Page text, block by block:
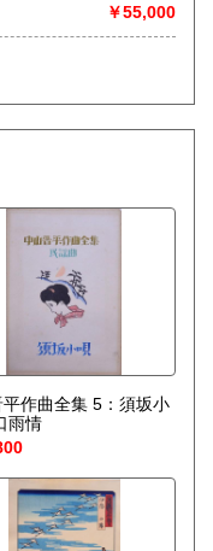
￥55,000
作曲全集 5：須坂小
口雨情